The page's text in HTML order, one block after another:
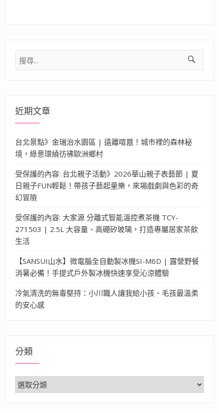
搜
尋
近期文章
台北景點》金瑞治水園區 | 遠離喧囂！城市裡的森林秘
境，綠意環繞彷彿歐洲鄉村
受保護的內容: 台北親子活動》2026華山親子表藝節 | 夏
日親子FUN輕鬆！帶孩子藝起童樂，來場戲劇與色彩的奇
幻冒險
受保護的內容: 大家源 分離式智能溫控煮茶機 TCY-
271503 | 2.5L 大容量、高硼矽玻璃，打造專屬居家茶飲
生活
【SANSUI山水】微電腦全自動製冰機SI-M6D | 露營野餐
消暑必備！手提式戶外製冰機快速享受沁涼體驗
冷氣清洗的無毒堅持：小川職人讓我給小孩、毛孩最溫柔
的安心感
分類
分
類